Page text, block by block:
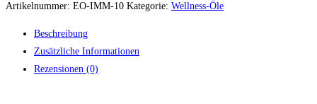
Artikelnummer: EO-IMM-10 Kategorie: Wellness-Öle
Beschreibung
Zusätzliche Informationen
Rezensionen (0)